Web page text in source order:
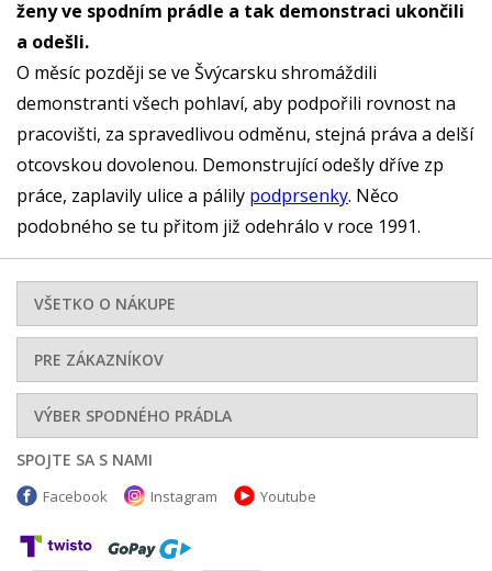
ženy ve spodním prádle a tak demonstraci ukončili
a odešli.
O měsíc později se ve Švýcarsku shromáždili
demonstranti všech pohlaví, aby podpořili rovnost na
pracovišti, za spravedlivou odměnu, stejná práva a delší
otcovskou dovolenou. Demonstrující odešly dříve zp
práce, zaplavily ulice a pálily podprsenky. Něco
podobného se tu přitom již odehrálo v roce 1991.
VŠETKO O NÁKUPE
PRE ZÁKAZNÍKOV
VÝBER SPODNÉHO PRÁDLA
SPOJTE SA S NAMI
Facebook Instagram Youtube